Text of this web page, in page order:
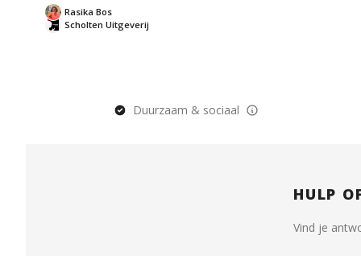
Scholten Uitgeverij
Rasika Bos
Duurzaam & sociaal
HULP
Vind je